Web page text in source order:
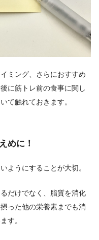
ミング、さらにおすすめ
に筋トレ前の食事に関し
て触れておきます。
めに！
ようにすることが大切。
だけでなく、脂質を消化
った他の栄養素までも消
す。